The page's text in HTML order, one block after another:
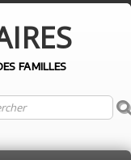
familles